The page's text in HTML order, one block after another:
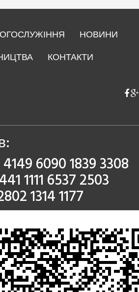
НОВИНИ
КОНТАКТИ
4149 6090 1839 3308
1111 6537 2503
1314 1177